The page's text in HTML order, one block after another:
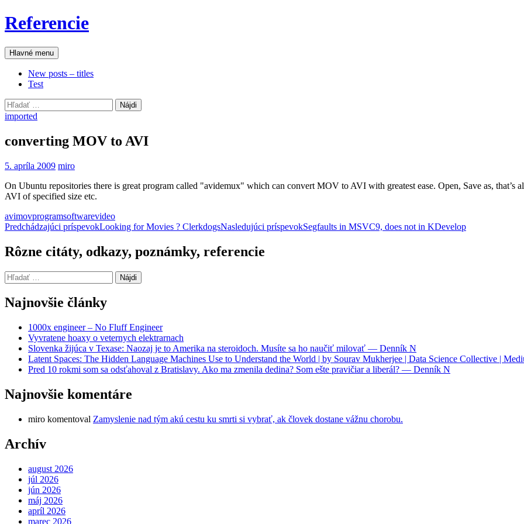
Preskočiť
na
Referencie
Hľadať
Hlavné menu
New posts – titles
Test
Hľadať:
imported
converting MOV to AVI
5. apríla 2009 miro
On Ubuntu repositories there is great program called "avidemux" which can convert MOV to AVI with greatest ease. Open, Save as, that’s
AVI of specified size etc.
avimovprogramsoftwarevideo
Navigácia
článkami
Predchádzajúci príspevokLooking for Movies ? ClerkdogsNasledujúci príspevokSegfaults in MSVC9, does not in KDevelop
Rôzne citáty, odkazy, poznámky, referencie
Hľadať:
Najnovšie články
1000x engineer – No Fluff Engineer
Vyvratene hoaxy o veternych elektrarnach
Slovenka žijúca v Texase: Naozaj je to Amerika na steroidoch. Musíte sa ho naučiť milovať — Denník N
Latent Spaces: The Hidden Language Machines Use to Understand the World | by Sourav Mukherjee | Data Science Collective |
Pred 10 rokmi som sa odsťahoval z Bratislavy. Ako ma zmenila dedina? Som ešte pravičiar a liberál? — Denník N
Najnovšie komentáre
miro komentoval Zamyslenie nad tým akú cestu ku smrti si vybrať, ak človek dostane vážnu chorobu.
Archív
august 2026
júl 2026
jún 2026
máj 2026
apríl 2026
marec 2026